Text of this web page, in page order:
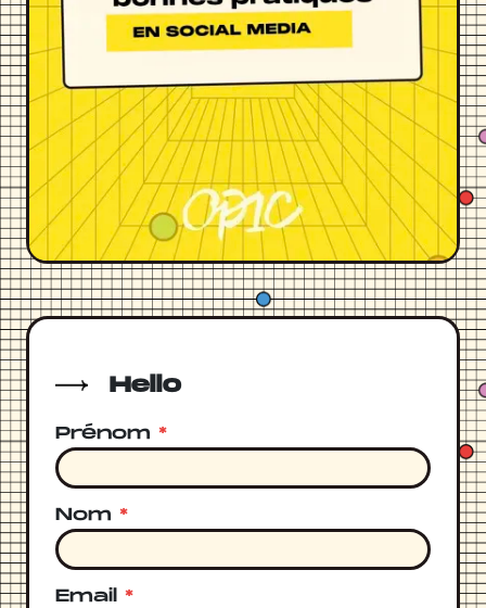
Hello
Prénom *
Nom *
Email *